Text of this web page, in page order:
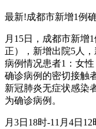
最新!成都市新增1例
月15日，成都市新增
正），新增出院5人
病例情况患者1：女
确诊病例的密切接触
新冠肺炎无症状感染
为确诊病例。
月3日18时-11月4日